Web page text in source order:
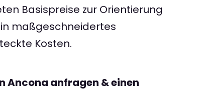
Basispreise zur Orientierung
maßgeschneidertes
Kosten.
Ancona anfragen & einen